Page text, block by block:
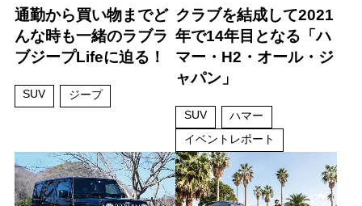
通勤から買い物までど
んな時も一緒のラブラ
ブジープLifeに迫る！
SUV ジープ
クラブを結成して2021
年で14年目となる「ハ
マー・H2・オール・ジ
ャパン」
SUV
ハマー
イベントレポート